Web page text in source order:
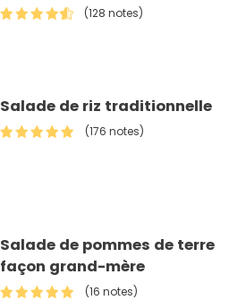
(128 notes)
Salade de riz traditionnelle
(176 notes)
Salade de pommes de terre
façon grand-mère
(16 notes)